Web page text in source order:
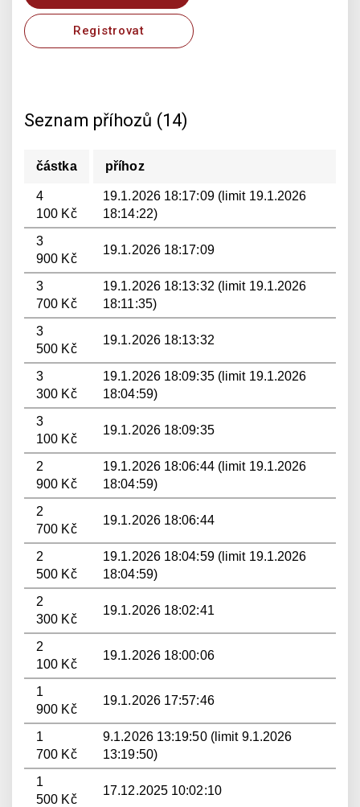
Registrovat
Seznam příhozů (14)
částka příhoz
4
100 Kč
19.1.2026 18:17:09 (limit 19.1.2026
18:14:22)
3
900 Kč
19.1.2026 18:17:09
3
700 Kč
19.1.2026 18:13:32 (limit 19.1.2026
18:11:35)
3
500 Kč
19.1.2026 18:13:32
3
300 Kč
19.1.2026 18:09:35 (limit 19.1.2026
18:04:59)
3
100 Kč
19.1.2026 18:09:35
2
900 Kč
19.1.2026 18:06:44 (limit 19.1.2026
18:04:59)
2
700 Kč
19.1.2026 18:06:44
2
500 Kč
19.1.2026 18:04:59 (limit 19.1.2026
18:04:59)
2
300 Kč
19.1.2026 18:02:41
2
100 Kč
19.1.2026 18:00:06
1
900 Kč
19.1.2026 17:57:46
1
700 Kč
9.1.2026 13:19:50 (limit 9.1.2026
13:19:50)
1
500 Kč
17.12.2025 10:02:10